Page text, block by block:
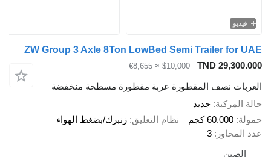
ZW Group 3 Axle 8Ton LowBed Semi Trailer for
TND
$10,000
≈ €8,655
نصف المقطورة عربة مقطورة مسطحة منخفضة
جديد
60.000 كجم نظام التعليق زنبرك/بضغط الهواء
3